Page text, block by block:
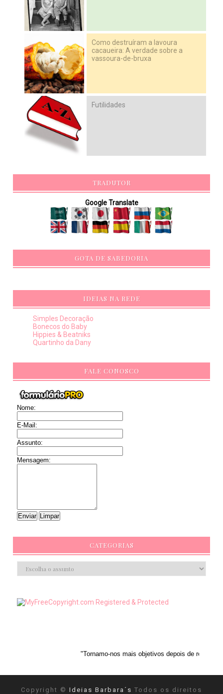
Como destruíram a lavoura
cacaueira: A verdade sobre a
vassoura-de-bruxa
Futilidades
TRADUTOR
Google Translate
GOTA DE SABEDORIA
IDEIAS NA REDE
Simples Decoração
Bonecos do Baby
Hippies & Beatniks
Quartinho da Dany
FALE CONOSCO
Nome:
E-Mail:
Assunto:
Mensagem:
CATEGORIAS
"Tornamo-nos mais objetivos depois de reconhecermos a
Copyright © Ideias Barbara´s Todos os direitos